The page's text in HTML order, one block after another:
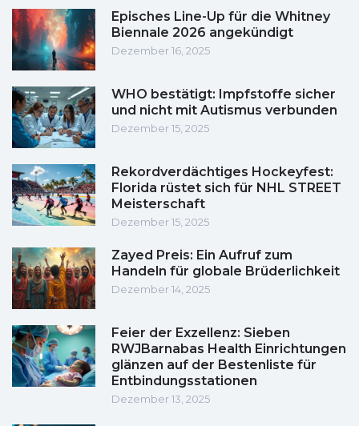
Episches Line-Up für die Whitney
Biennale 2026 angekündigt
Dezember 16, 2025
WHO bestätigt: Impfstoffe sicher
und nicht mit Autismus verbunden
Dezember 15, 2025
Rekordverdächtiges Hockeyfest:
Florida rüstet sich für NHL STREET
Meisterschaft
Dezember 15, 2025
Zayed Preis: Ein Aufruf zum
Handeln für globale Brüderlichkeit
Dezember 14, 2025
Feier der Exzellenz: Sieben
RWJBarnabas Health Einrichtungen
glänzen auf der Bestenliste für
Entbindungsstationen
Dezember 13, 2025